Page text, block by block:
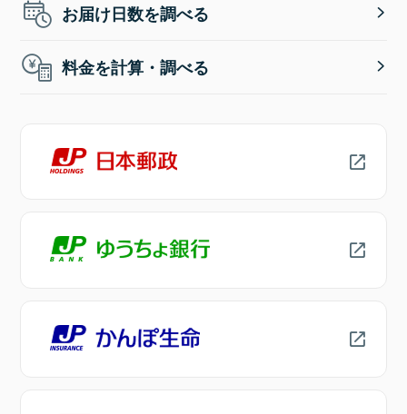
お届け日数を調べる
料金を計算・調べる